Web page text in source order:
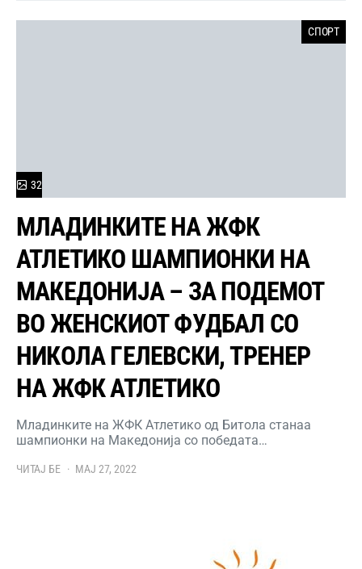
СПОРТ
32
МЛАДИНКИТЕ НА ЖФК
АТЛЕТИКО ШАМПИОНКИ НА
МАКЕДОНИЈА – ЗА ПОДЕМОТ
ВО ЖЕНСКИОТ ФУДБАЛ СО
НИКОЛА ГЕЛЕВСКИ, ТРЕНЕР
НА ЖФК АТЛЕТИКО
Младинките на ЖФК Атлетико од Битола станаа
шампионки на Македонија со победата…
ЧИТАЈ БЕ МАЈ 27, 2022